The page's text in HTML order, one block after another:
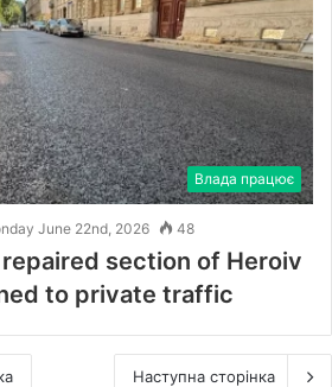
Влада працює
June 22nd, 2026 48
section of Heroiv
to private traffic
Наступна сторінка